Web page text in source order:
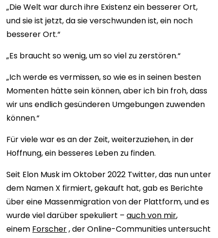
„Die Welt war durch ihre Existenz ein besserer Ort,
und sie ist jetzt, da sie verschwunden ist, ein noch
besserer Ort.“
„Es braucht so wenig, um so viel zu zerstören.“
„Ich werde es vermissen, so wie es in seinen besten
Momenten hätte sein können, aber ich bin froh, dass
wir uns endlich gesünderen Umgebungen zuwenden
können.“
Für viele war es an der Zeit, weiterzuziehen, in der
Hoffnung, ein besseres Leben zu finden.
Seit Elon Musk im Oktober 2022 Twitter, das nun unter
dem Namen X firmiert, gekauft hat, gab es Berichte
über eine Massenmigration von der Plattform, und es
wurde viel darüber spekuliert –auch von mir,
einem Forscher, der Online-Communities untersucht